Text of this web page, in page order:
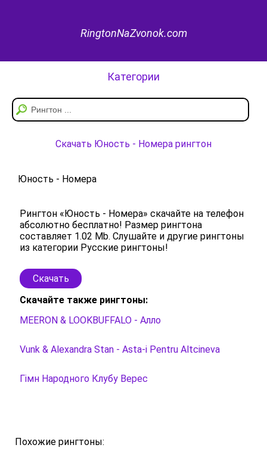
RingtonNaZvonok.com
Категории
Скачать Юность - Номера рингтон
Юность - Номера
Рингтон «Юность - Номера» скачайте на телефон
абсолютно бесплатно! Размер рингтона
составляет 1.02 Mb. Слушайте и другие рингтоны
из категории Русские рингтоны!
Скачать
Скачайте также рингтоны:
MEERON & LOOKBUFFALO - Алло
Vunk & Alexandra Stan - Asta-i Pentru Altcineva
Гімн Народного Клубу Верес
Похожие рингтоны: